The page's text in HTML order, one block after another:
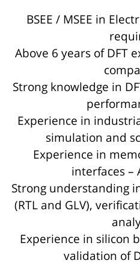
BSEE / MSEE in
Above 6 years of DFT
Strong knowledge in
Experience in
simulation and
Experience in
interfaces –
Strong understanding
(RTL and GLV),
Experience in silicon
validation of